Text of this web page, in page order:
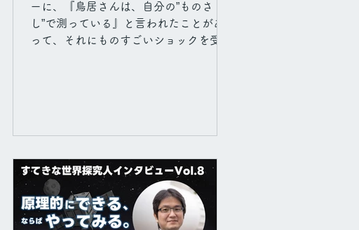
ーに、『鳥居さんは、自分の”ものさ
し”で測っている』と言われたことがあ
って、それにものすごいショックを受け
て評価すればいい？ 思索が重なり合う
お仕事の話、B Corpの話、探究への考
え方を伺いました！
https://note.com/osintechofficial/n/n2
b3d014c6d99 鳥居 希(とりい のぞみ)さ